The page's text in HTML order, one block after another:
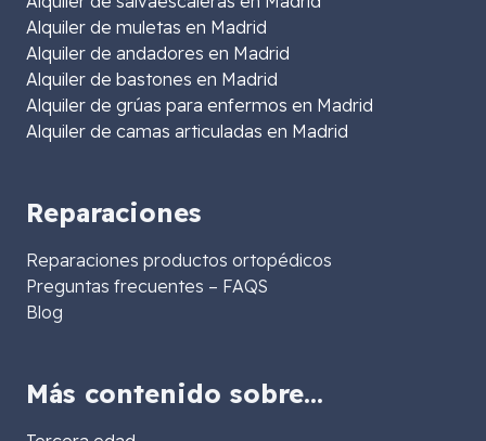
Alquiler de muletas en Madrid
Alquiler de andadores en Madrid
Alquiler de bastones en Madrid
Alquiler de grúas para enfermos en Madrid
Alquiler de camas articuladas en Madrid
Reparaciones
Reparaciones productos ortopédicos
Preguntas frecuentes – FAQS
Blog
Más contenido sobre…